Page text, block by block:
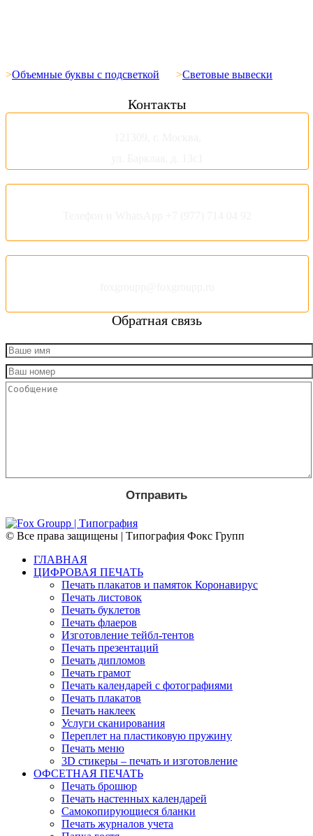
>Объемные буквы с подсветкой >Световые вывески
Контакты
Обратная связь
© Все права защищены | Типография Фокс Групп
ГЛАВНАЯ
ЦИФРОВАЯ ПЕЧАТЬ
Печать плакатов и памяток Коронавирус
Печать листовок
Печать буклетов
Печать флаеров
Изготовление тейбл-тентов
Печать презентаций
Печать дипломов
Печать грамот
Печать календарей с фотографиями
Печать плакатов
Печать наклеек
Услуги сканирования
Переплет на пластиковую пружину
Печать меню
3D стикеры – печать и изготовление
ОФСЕТНАЯ ПЕЧАТЬ
Печать брошюр
Печать настенных календарей
Cамокопирующиеся бланки
Печать журналов учета